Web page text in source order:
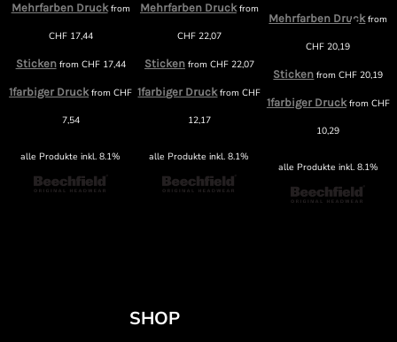
Mehrfarben Druckfrom
CHF17,44
Stickenfrom CHF17,44
1farbiger DruckfromCHF
7,54
alle Produkte inkl. 8.1%
Mehrfarben Druckfrom
CHF22,07
Stickenfrom CHF22,07
1farbiger DruckfromCHF
12,17
alle Produkte inkl. 8.1%
Mehrfarben Druckfrom
CHF 20,19
Sticken fromCHF 20,19
1farbiger Druckfrom CHF
10,29
alle Produkte inkl. 8.1%
SHOP